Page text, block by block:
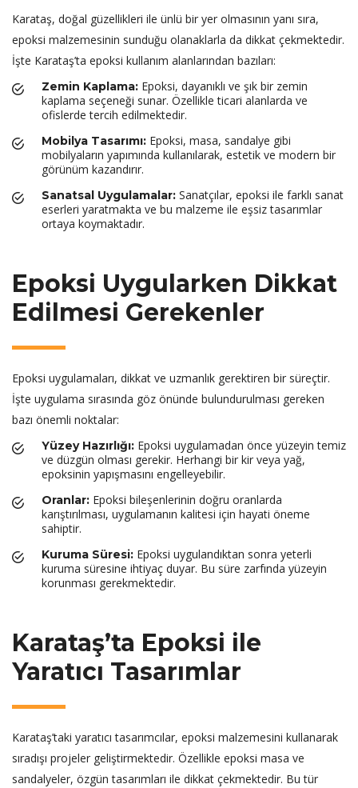
Karataş, doğal güzellikleri ile ünlü bir yer olmasının yanı sıra,
epoksi malzemesinin sunduğu olanaklarla da dikkat çekmektedir.
İşte Karataş’ta epoksi kullanım alanlarından bazıları:
Zemin Kaplama: Epoksi, dayanıklı ve şık bir zemin
kaplama seçeneği sunar. Özellikle ticari alanlarda ve
ofislerde tercih edilmektedir.
Mobilya Tasarımı: Epoksi, masa, sandalye gibi
mobilyaların yapımında kullanılarak, estetik ve modern bir
görünüm kazandırır.
Sanatsal Uygulamalar: Sanatçılar, epoksi ile farklı sanat
eserleri yaratmakta ve bu malzeme ile eşsiz tasarımlar
ortaya koymaktadır.
Epoksi Uygularken Dikkat
Edilmesi Gerekenler
Epoksi uygulamaları, dikkat ve uzmanlık gerektiren bir süreçtir.
İşte uygulama sırasında göz önünde bulundurulması gereken
bazı önemli noktalar:
Yüzey Hazırlığı: Epoksi uygulamadan önce yüzeyin temiz
ve düzgün olması gerekir. Herhangi bir kir veya yağ,
epoksinin yapışmasını engelleyebilir.
Oranlar: Epoksi bileşenlerinin doğru oranlarda
karıştırılması, uygulamanın kalitesi için hayati öneme
sahiptir.
Kuruma Süresi: Epoksi uygulandıktan sonra yeterli
kuruma süresine ihtiyaç duyar. Bu süre zarfında yüzeyin
korunması gerekmektedir.
Karataş’ta Epoksi ile
Yaratıcı Tasarımlar
Karataş’taki yaratıcı tasarımcılar, epoksi malzemesini kullanarak
sıradışı projeler geliştirmektedir. Özellikle epoksi masa ve
sandalyeler, özgün tasarımları ile dikkat çekmektedir. Bu tür